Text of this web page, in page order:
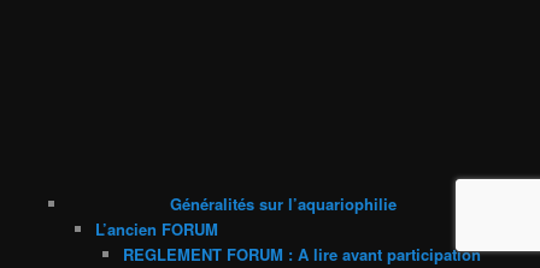
Généralités sur l’aquariophilie
L’ancien FORUM
REGLEMENT FORUM : A lire avant participation